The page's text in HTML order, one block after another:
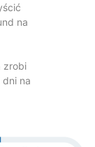
na
zrobi
na